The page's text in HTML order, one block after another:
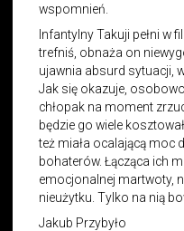
wspomnień.
Infantylny Takuji pełni w
trefniś, obnaża on
ujawnia absurd sytuacji,
Jak się okazuje,
chłopak na moment
będzie go wiele
też miała ocalającą moc
bohaterów. Łącząca ich
emocjonalnej martwoty,
nieużytku. Tylko na nią
Jakub Przybyło